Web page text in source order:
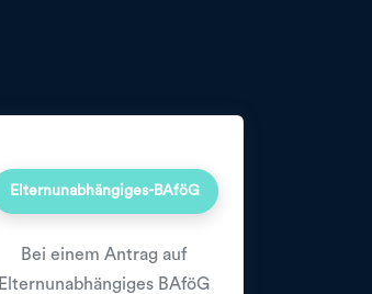
Elternunabhängiges-BAföG
Bei einem Antrag auf
Elternunabhängiges BAföG